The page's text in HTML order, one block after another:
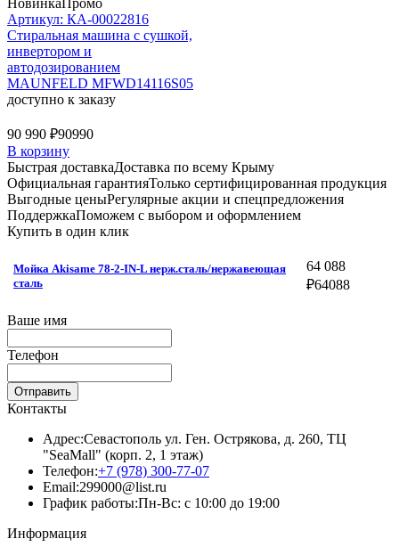
НовинкаПромо
Артикул: КА-00022816
Стиральная машина c сушкой,
инвертором и
автодозированием
MAUNFELD MFWD14116S05
доступно к заказу
90 990 ₽90990
В корзину
Быстрая доставкаДоставка по всему Крыму
Официальная гарантияТолько сертифицированная продукция
Выгодные ценыРегулярные акции и спецпредложения
ПоддержкаПоможем с выбором и оформлением
Купить в один клик
Мойка Akisame 78-2-IN-L нерж.сталь/нержавеющая
сталь
64 088
₽64088
Ваше имя
Телефон
Отправить
Контакты
Адрес:Севастополь ул. Ген. Острякова, д. 260, ТЦ
"SeaMall" (корп. 2, 1 этаж)
Телефон:+7 (978) 300-77-07
Email:299000@list.ru
График работы:Пн-Вс: с 10:00 до 19:00
Информация